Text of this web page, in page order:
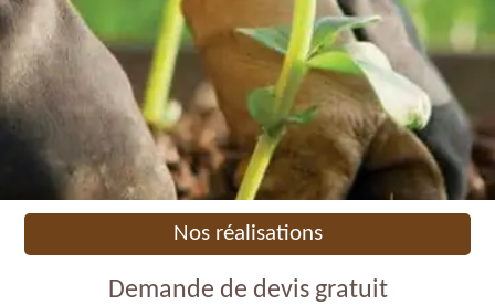
Nos réalisations
Demande de devis gratuit